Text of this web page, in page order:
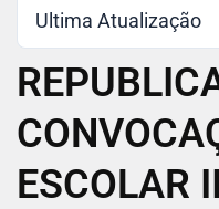
Ultima Atualização
ESCOLAR II